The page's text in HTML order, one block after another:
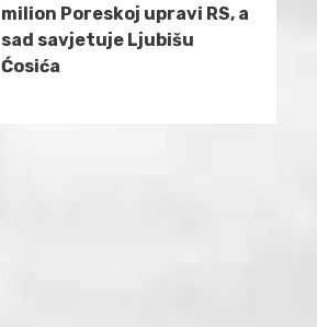
milion Poreskoj upravi RS, a
sad savjetuje Ljubišu
Ćosića